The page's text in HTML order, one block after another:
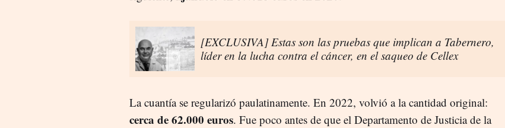
[EXCLUSIVA] Estas son las pruebas que implican a Tabernero,
líder en la lucha contra el cáncer, en el saqueo de Cellex
La cuantía se regularizó paulatinamente. En 2022, volvió a la cantidad original:
cerca de 62.000 euros. Fue poco antes de que el Departamento de Justicia de la